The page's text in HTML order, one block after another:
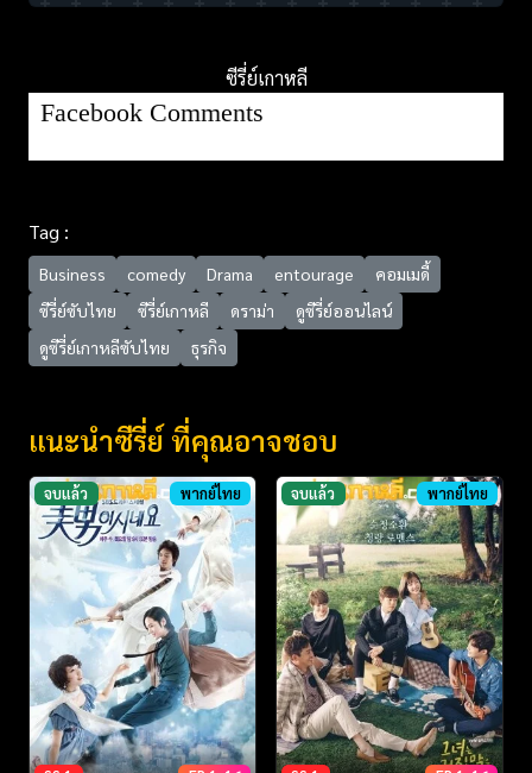
ซีรี่ย์เกาหลี
Facebook Comments
Tag :
Business comedy Drama entourage
คอมเมดี้
ซีรี่ย์ซับไทย
ซีรี่ย์เกาหลี ดราม่า
ดูซีรี่ย์ออนไลน์
ดูซีรี่ย์เกาหลีซับไทย
ธุรกิจ
แนะนำซีรี่ย์ ที่คุณอาจชอบ
จบแล้ว พากย์ไทย จบแล้ว พากย์ไทย